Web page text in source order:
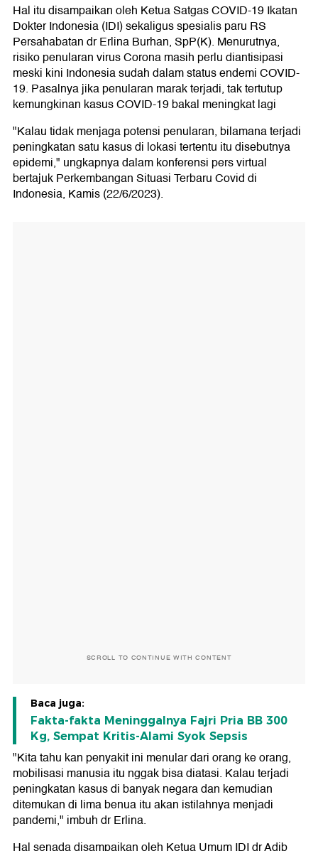
Hal itu disampaikan oleh Ketua Satgas COVID-19 Ikatan
Dokter Indonesia (IDI) sekaligus spesialis paru RS
Persahabatan dr Erlina Burhan, SpP(K). Menurutnya,
risiko penularan virus Corona masih perlu diantisipasi
meski kini Indonesia sudah dalam status endemi COVID-
19. Pasalnya jika penularan marak terjadi, tak tertutup
kemungkinan kasus COVID-19 bakal meningkat lagi
"Kalau tidak menjaga potensi penularan, bilamana terjadi
peningkatan satu kasus di lokasi tertentu itu disebutnya
epidemi," ungkapnya dalam konferensi pers virtual
bertajuk Perkembangan Situasi Terbaru Covid di
Indonesia, Kamis (22/6/2023).
SCROLL TO CONTINUE WITH CONTENT
Baca juga:
Fakta-fakta Meninggalnya Fajri Pria BB 300
Kg, Sempat Kritis-Alami Syok Sepsis
"Kita tahu kan penyakit ini menular dari orang ke orang,
mobilisasi manusia itu nggak bisa diatasi. Kalau terjadi
peningkatan kasus di banyak negara dan kemudian
ditemukan di lima benua itu akan istilahnya menjadi
pandemi," imbuh dr Erlina.
Hal senada disampaikan oleh Ketua Umum IDI dr Adib